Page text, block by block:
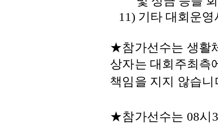
11) 기타 대회운
★참가선수는 생활
상자는 대회주최측
책임을 지지 않습니
★참가선수는 08시